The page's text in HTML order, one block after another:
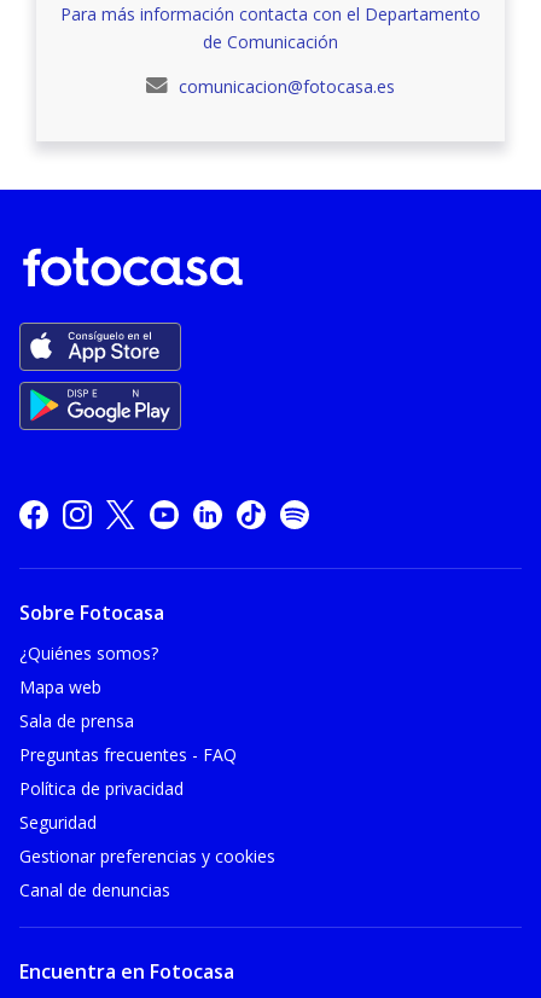
Para más información contacta con el Departamento
de Comunicación
comunicacion@fotocasa.es
Sobre Fotocasa
¿Quiénes somos?
Mapa web
Sala de prensa
Preguntas frecuentes - FAQ
Política de privacidad
Seguridad
Gestionar preferencias y cookies
Canal de denuncias
Encuentra en Fotocasa